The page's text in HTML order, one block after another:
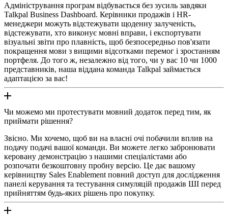
Адміністрування програм відбувається без зусиль завдяки
Talkpal Business Dashboard. Керівники продажів і HR-
менеджери можуть відстежувати щоденну залученість,
відстежувати, хто виконує мовні вправи, і експортувати
візуальні звіти про плавність, щоб безпосередньо пов'язати
покращення мови з вищими відсотками перемог і зростанням
портфеля. До того ж, незалежно від того, чи у вас 10 чи 1000
представників, наша віддана команда Talkpal займається
адаптацією за вас!
Чи можемо ми протестувати мовний додаток перед тим, як
приймати рішення?
Звісно. Ми хочемо, щоб ви на власні очі побачили вплив на
подачу подачі вашої команди. Ви можете легко забронювати
керовану демонстрацію з нашими спеціалістами або
розпочати безкоштовну пробну версію. Це дає вашому
керівництву Sales Enablement повний доступ для дослідження
панелі керування та тестування симуляцій продажів ШІ перед
прийняттям будь-яких рішень про покупку.